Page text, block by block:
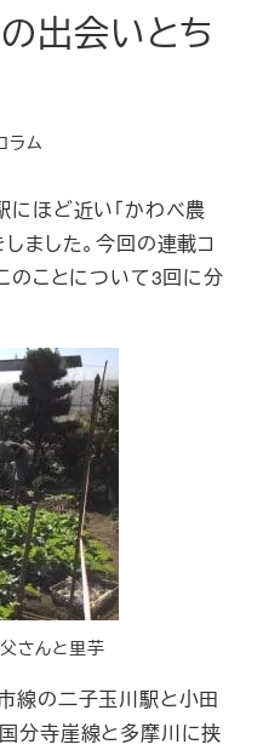
出会いとち
リー
ラム
にほど近い「かわべ農
ました。今回の連載コ
のことについて3回に分
さんと里芋
線の二子玉川駅と小田
分寺崖線と多摩川に挟